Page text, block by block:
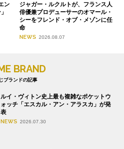
ン
ジャガー・ルクルトが、フランス人
俳優兼プロデューサーのオマール・
シーをフレンド・オブ・メゾンに任
命
NEWS 2026.08.07
BRAND
ブランドの記事
ルイ・ヴィトン史上最も複雑なポケットウ
ォッチ「エスカル・アン・アラスカ」が発
表
NEWS 2026.07.30